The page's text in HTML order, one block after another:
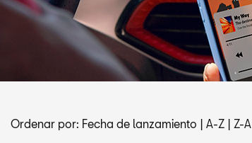
Ordenar por: Fecha de lanzamiento | A-Z | Z-A